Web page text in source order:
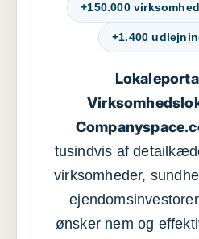
+150.000
+1.400
tusindvis af
virksomheder,
ønsker nem og